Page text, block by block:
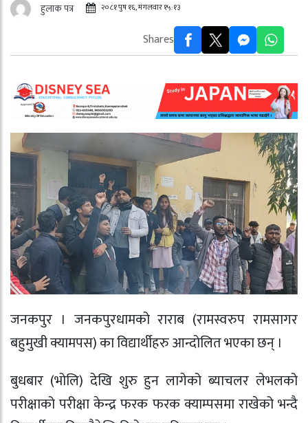
हुलाक पत्र २०८१ पुष १६, मंगलवार १५:१३
Shares
जनकपुर । जनकपुरधामको राराब (रामस्वरुप रामसागर
बहुमुखी क्यामपस) का विद्यार्थीहरु आन्दोलित भएका छन् ।
बुधबार (भोलि) देखि शुरु हुन लागेको ब्याचलर लेभलको
परीक्षाको परीक्षा केन्द्र फरक फरक क्याम्पसमा राखेको भन्दै